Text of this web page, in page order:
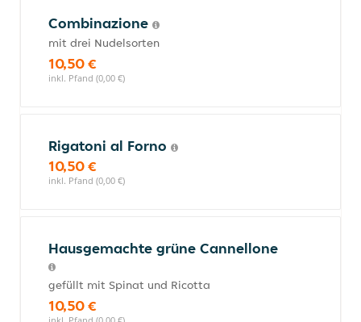
Combinazione
mit drei Nudelsorten
10,50 €
inkl. Pfand (0,00 €)
Rigatoni al Forno
10,50 €
inkl. Pfand (0,00 €)
Hausgemachte grüne Cannellone
gefüllt mit Spinat und Ricotta
10,50 €